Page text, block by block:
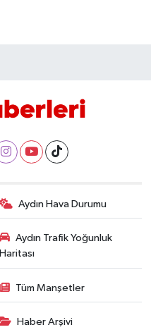
Aydın Hava Durumu
Aydın Trafik Yoğunluk
Haritası
Tüm Manşetler
Haber Arşivi